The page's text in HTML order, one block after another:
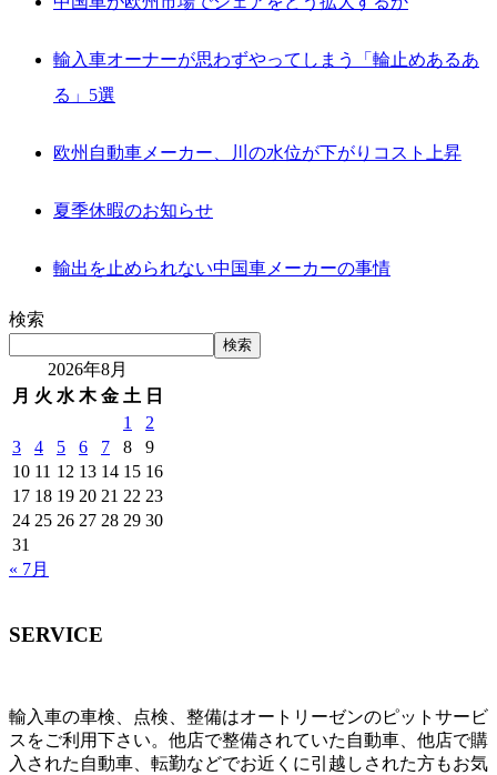
輸入車オーナーが思わずやってしまう「輪止めあるあ
る」5選
欧州自動車メーカー、川の水位が下がりコスト上昇
夏季休暇のお知らせ
輸出を止められない中国車メーカーの事情
検索
検索
2026年8月
月 火 水 木 金 土 日
1
2
3
4 5 6 7 8
9
10 11 12 13 14 15 16
17 18 19 20 21 22 23
24 25 26 27 28 29 30
31
« 7月
SERVICE
輸入車の車検、点検、整備はオートリーゼンのピットサービ
スをご利用下さい。他店で整備されていた自動車、他店で購
入された自動車、転勤などでお近くに引越しされた方もお気